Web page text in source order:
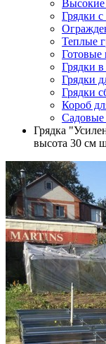
Грядки
Теплые
Готовые
Грядки
Грядки
Грядки
Короб
Садовые
Грядка
высота 30 см